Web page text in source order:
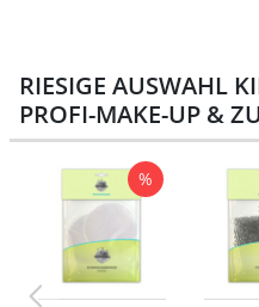
RIESIGE AUSWAHL
PROFI-MAKE-UP &
%